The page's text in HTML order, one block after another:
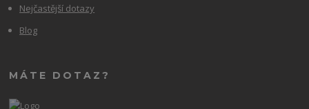
Nejčastější dotazy
Blog
MÁTE DOTAZ?